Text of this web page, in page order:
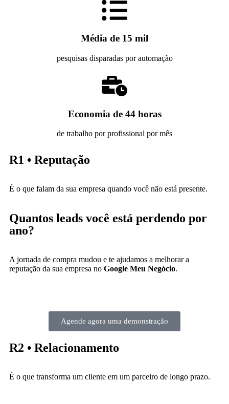
Média de 15 mil
pesquisas disparadas por automação
Economia de 44 horas
de trabalho por profissional por mês
R1 • Reputação
É o que falam da sua empresa quando você não está presente.
Quantos leads você está perdendo por
ano?
A jornada de compra mudou e te ajudamos a melhorar a
reputação da sua empresa no Google Meu Negócio.
Agende agora uma demonstração
R2 • Relacionamento
É o que transforma um cliente em um parceiro de longo prazo.